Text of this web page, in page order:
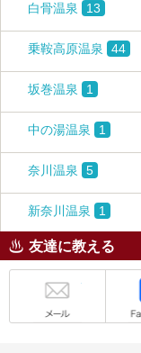
白骨温泉 13
乗鞍高原温泉 44
坂巻温泉 1
中の湯温泉 1
奈川温泉 5
新奈川温泉 1
友達に教える